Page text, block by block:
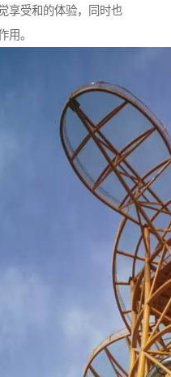
享受和的体验，同时也
用。